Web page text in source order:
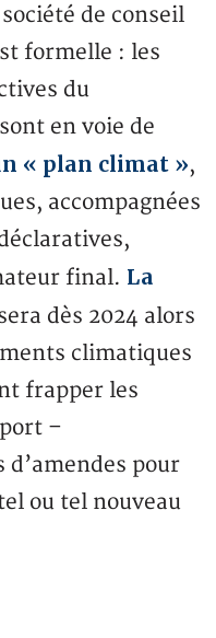
de conseil
formelle : les
du
en voie de
« plan climat »,
accompagnées
final. La
dès 2024 alors
climatiques
frapper les
–
pour
ou tel nouveau